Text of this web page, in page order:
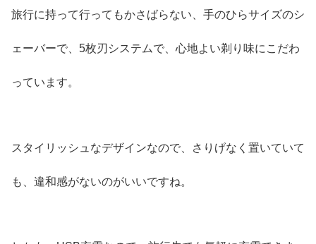
旅行に持って行ってもかさばらない、手のひらサイズのシ
ェーバーで、5枚刃システムで、心地よい剃り味にこだわ
っています。
スタイリッシュなデザインなので、さりげなく置いていて
も、違和感がないのがいいですね。